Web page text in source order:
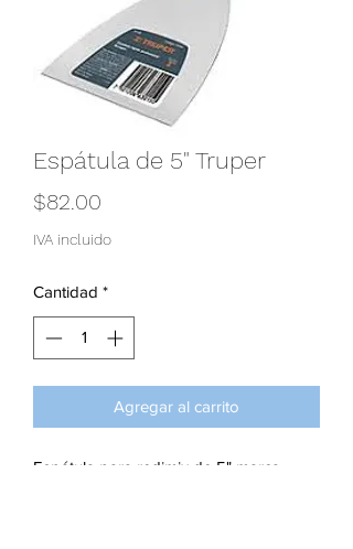
Espátula de 5" Truper
$82.00
IVA incluido
Cantidad *
Agregar al carrito
Espátula para redimix de 5" marca